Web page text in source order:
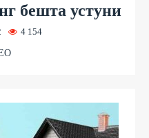
бешта устуни
4 154